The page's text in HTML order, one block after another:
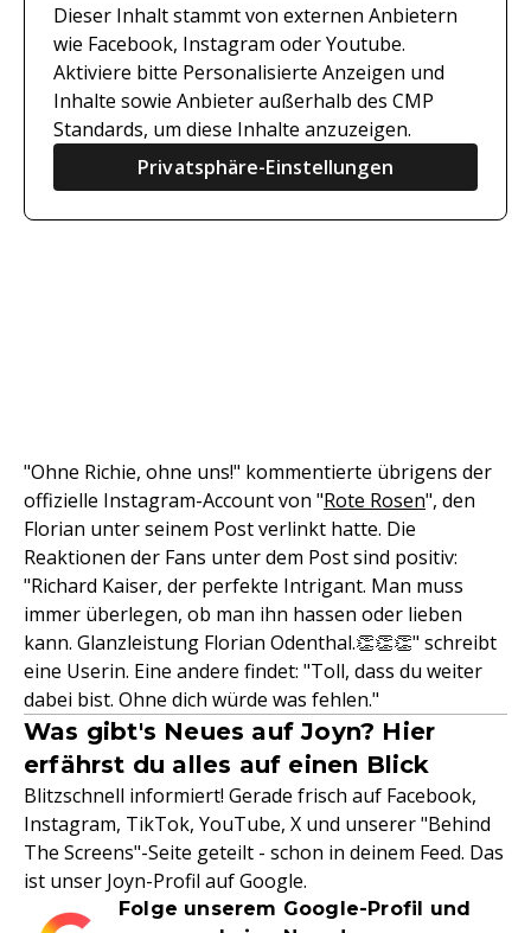
Dieser Inhalt stammt von externen Anbietern
wie Facebook, Instagram oder Youtube.
Aktiviere bitte Personalisierte Anzeigen und
Inhalte sowie Anbieter außerhalb des CMP
Standards, um diese Inhalte anzuzeigen.
Privatsphäre-Einstellungen
"Ohne Richie, ohne uns!" kommentierte übrigens der
offizielle Instagram-Account von "Rote Rosen", den
Florian unter seinem Post verlinkt hatte. Die
Reaktionen der Fans unter dem Post sind positiv:
"Richard Kaiser, der perfekte Intrigant. Man muss
immer überlegen, ob man ihn hassen oder lieben
kann. Glanzleistung Florian Odenthal.👏👏👏" schreibt
eine Userin. Eine andere findet: "Toll, dass du weiter
dabei bist. Ohne dich würde was fehlen."
Was gibt's Neues auf Joyn? Hier
erfährst du alles auf einen Blick
Blitzschnell informiert! Gerade frisch auf Facebook,
Instagram, TikTok, YouTube, X und unserer "Behind
The Screens"-Seite geteilt - schon in deinem Feed. Das
ist unser Joyn-Profil auf Google.
Folge unserem Google-Profil und